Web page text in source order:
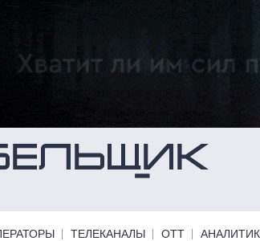
ТЕЛЕКАНАЛЫ ОТТ